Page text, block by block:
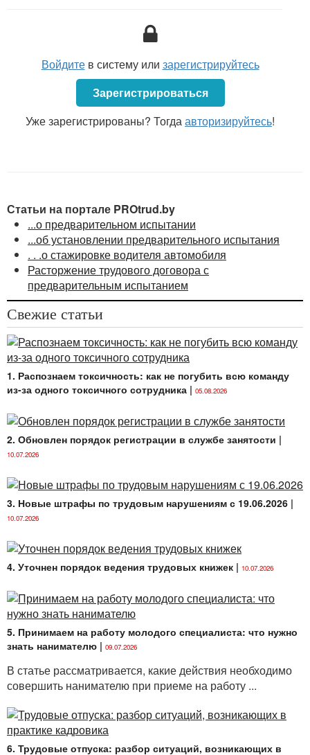
ТК срок предварительного
испытания является условием трудового договора.
Трудовой договор может быть изменен в любое
время, но только с согласия сторон, если иное не
предусмотрено ТК (ч. 4ст. 19ТК).
Согласноп. 15ч. 1 ст. 55 ТК при организации труда
Войдитев систему или зарегистрируйтесь
Зарегистрироваться
Уже зарегистрированы? Тогдаавторизируйтесь!
Статьи на портале PROtrud.by
...о предварительном испытании
...об установлении предварительного испытания
. . .о стажировке водителя автомобиля
Расторжение трудового договора с
предварительным испытанием
Свежие статьи
1. Распознаем токсичность: как не погубить всю команду
из-за одного токсичного сотрудника | 05.08.2026
2. Обновлен порядок регистрации в службе занятости |
10.07.2026
3. Новые штрафы по трудовым нарушениям с 19.06.2026 |
10.07.2026
4. Уточнен порядок ведения трудовых книжек | 10.07.2026
5. Принимаем на работу молодого специалиста: что нужно
знать нанимателю | 09.07.2026
В статье рассматривается, какие действия необходимо
совершить нанимателю при приеме на работу ...
6. Трудовые отпуска: разбор ситуаций, возникающих в